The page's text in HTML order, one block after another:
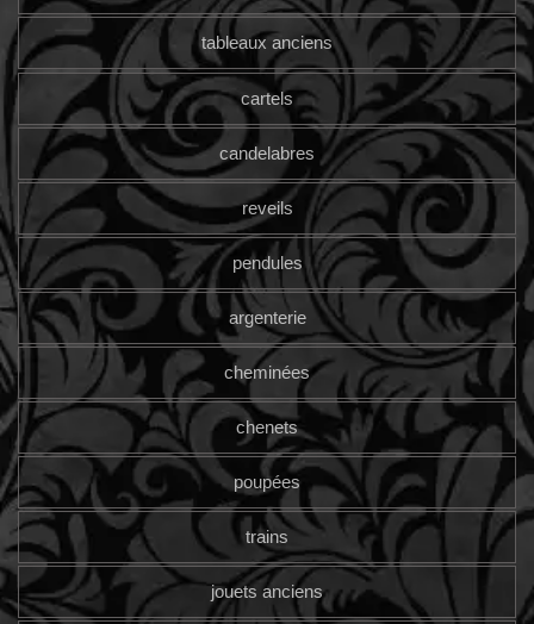
tableaux anciens
cartels
candelabres
reveils
pendules
argenterie
cheminées
chenets
poupées
trains
jouets anciens